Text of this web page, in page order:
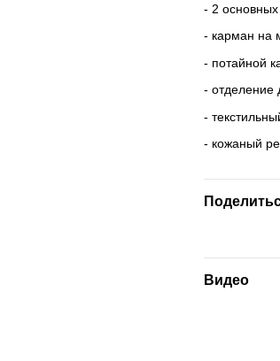
- 2
- карман на
- потайной
- отделение
-
- кожаный
Видео